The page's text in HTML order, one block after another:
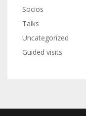
Socios
Talks
Uncategorized
Guided visits